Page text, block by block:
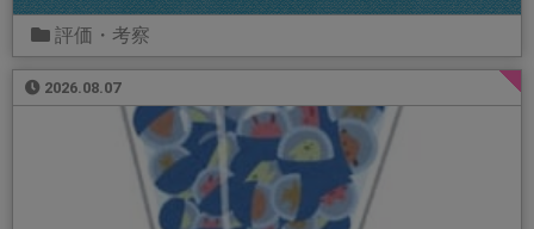
評価・考察
2026.08.07